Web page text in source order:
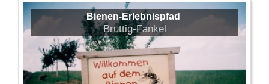
Bienen-Erlebnispfad
Bruttig-Fankel